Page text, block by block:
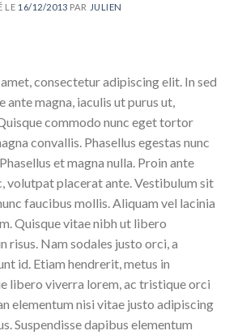
LE 16/12/2013 PAR JULIEN
consectetur adipiscing elit. In sed
ante magna, iaculis ut purus ut,
commodo nunc eget tortor
convallis. Phasellus egestas nunc
et magna nulla. Proin ante
volutpat placerat ante. Vestibulum sit
faucibus mollis. Aliquam vel lacinia
Quisque vitae nibh ut libero
risus. Nam sodales justo orci, a
id. Etiam hendrerit, metus in
libero viverra lorem, ac tristique orci
elementum nisi vitae justo adipiscing
Suspendisse dapibus elementum